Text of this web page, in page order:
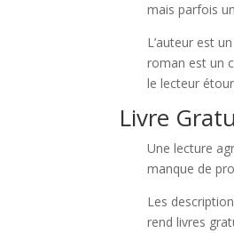
mais parfois
L’auteur est
roman est un
le lecteur
Livre
Une lecture
manque de
Les
rend livres